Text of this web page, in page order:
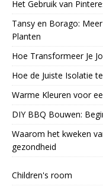
Het Gebruik van
Tansy en Borago:
Planten
Hoe Transformeer Je
Hoe de Juiste Isolatie
Warme Kleuren voor
DIY BBQ Bouwen:
Waarom het kweken
gezondheid
Children's room